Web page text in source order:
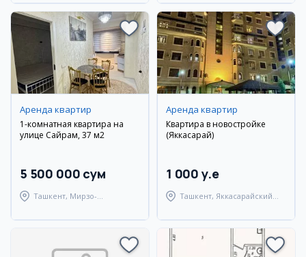
Аренда квартир
1-комнатная квартира на
улице Сайрам, 37 м2
5 500 000 сум
Ташкент, Мирзо-
Аренда квартир
Квартира в новостройке
(Яккасарай)
1 000 y.e
Ташкент, Яккасарайский